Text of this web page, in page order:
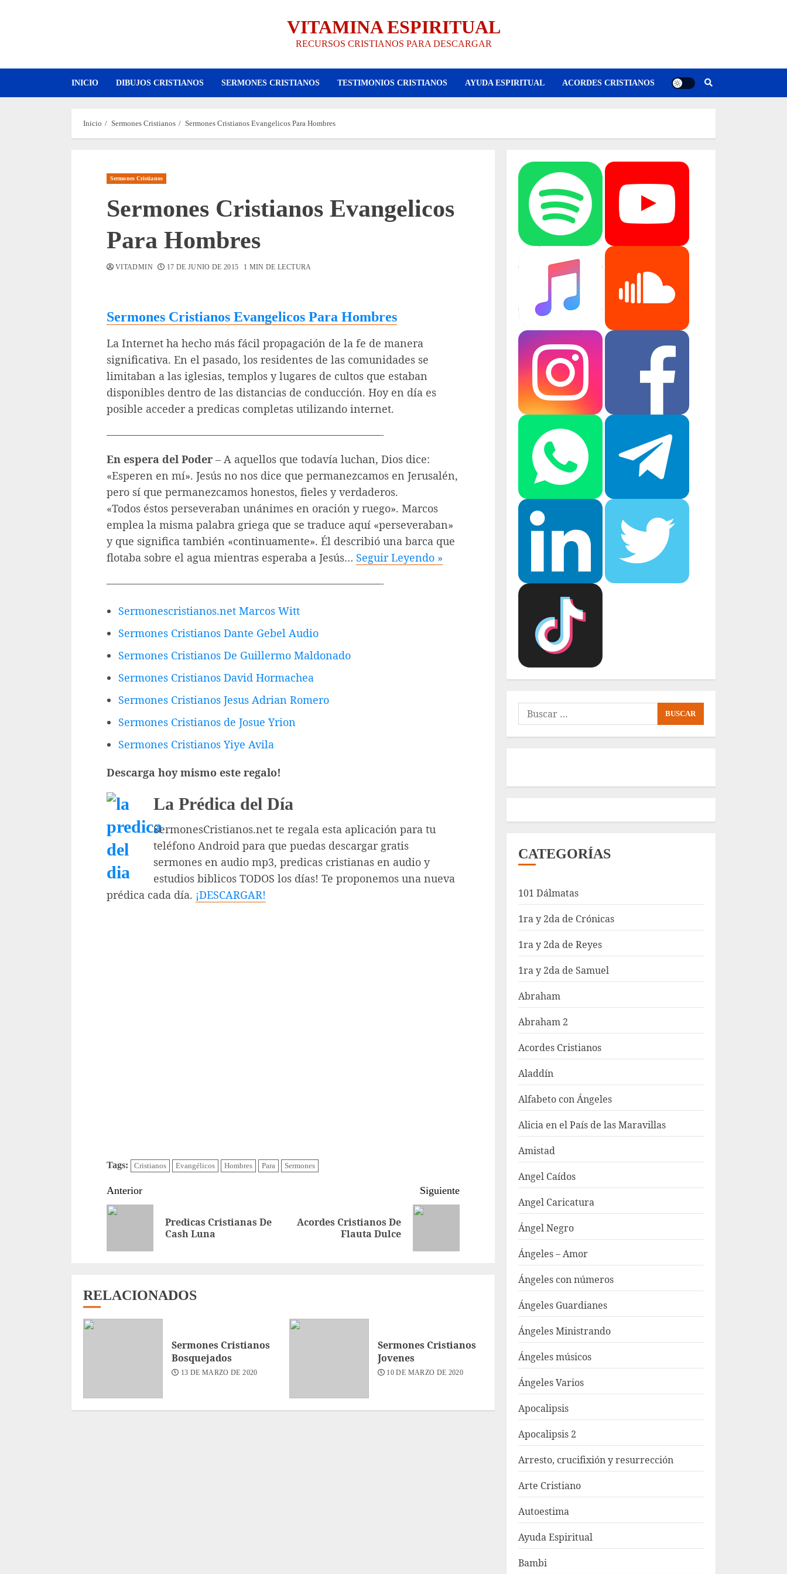
VITAMINA ESPIRITUAL
RECURSOS CRISTIANOS PARA DESCARGAR
INICIO DIBUJOS CRISTIANOS SERMONES CRISTIANOS TESTIMONIOS CRISTIANOS AYUDA ESPIRITUAL ACORDES CRISTIANOS
Inicio Sermones Cristianos Sermones Cristianos Evangelicos Para Hombres
Sermones Cristianos
Sermones Cristianos Evangelicos
Para Hombres
VITADMIN 17 DE JUNIO DE 2015 1 MIN DE LECTURA
Sermones Cristianos Evangelicos Para Hombres
La Internet ha hecho más fácil propagación de la fe de manera
significativa. En el pasado, los residentes de las comunidades se
limitaban a las iglesias, templos y lugares de cultos que estaban
disponibles dentro de las distancias de conducción. Hoy en día es
posible acceder a predicas completas utilizando internet.
——————————————————————————-
En espera del Poder – A aquellos que todavía luchan, Dios dice:
«Esperen en mí». Jesús no nos dice que permanezcamos en Jerusalén,
pero sí que permanezcamos honestos, fieles y verdaderos.
«Todos éstos perseveraban unánimes en oración y ruego». Marcos
emplea la misma palabra griega que se traduce aquí «perseveraban»
y que significa también «continuamente». Él describió una barca que
flotaba sobre el agua mientras esperaba a Jesús… Seguir Leyendo »
——————————————————————————-
Sermonescristianos.net Marcos Witt
Sermones Cristianos Dante Gebel Audio
Sermones Cristianos De Guillermo Maldonado
Sermones Cristianos David Hormachea
Sermones Cristianos Jesus Adrian Romero
Sermones Cristianos de Josue Yrion
Sermones Cristianos Yiye Avila
Descarga hoy mismo este regalo!
La Prédica del Día
SermonesCristianos.net te regala esta aplicación para tu
teléfono Android para que puedas descargar gratis
sermones en audio mp3, predicas cristianas en audio y
estudios biblicos TODOS los días! Te proponemos una nueva
prédica cada día. ¡DESCARGAR!
Tags: Cristianos Evangélicos Hombres Para Sermones
Sigue
leyendo
Anterior
Entrada
Predicas Cristianas De
Cash Luna
Siguiente
Siguiente
Acordes Cristianos De
Flauta Dulce
RELACIONADOS
Sermones Cristianos
Bosquejados
13 DE MARZO DE 2020
Sermones Cristianos
Jovenes
10 DE MARZO DE 2020
Buscar:
CATEGORÍAS
101 Dálmatas
1ra y 2da de Crónicas
1ra y 2da de Reyes
1ra y 2da de Samuel
Abraham
Abraham 2
Acordes Cristianos
Aladdín
Alfabeto con Ángeles
Alicia en el País de las Maravillas
Amistad
Angel Caídos
Angel Caricatura
Ángel Negro
Ángeles – Amor
Ángeles con números
Ángeles Guardianes
Ángeles Ministrando
Ángeles músicos
Ángeles Varios
Apocalipsis
Apocalipsis 2
Arresto, crucifixión y resurrección
Arte Cristiano
Autoestima
Ayuda Espiritual
Bambi